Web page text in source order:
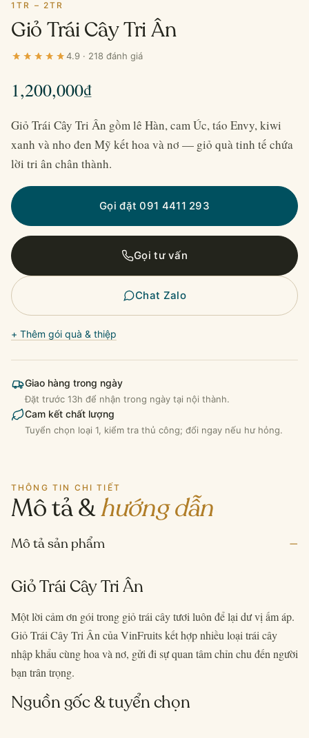
1TR – 2TR
Giỏ Trái Cây Tri Ân
4.9 · 218 đánh giá
1,200,000₫
Giỏ Trái Cây Tri Ân gồm lê Hàn, cam Úc, táo Envy, kiwi
xanh và nho đen Mỹ kết hoa và nơ — giỏ quà tinh tế chứa
lời tri ân chân thành.
Gọi đặt 091 4411 293
Gọi tư vấn
Chat Zalo
+ Thêm gói quà & thiệp
Giao hàng trong ngày
Đặt trước 13h để nhận trong ngày tại nội thành.
Cam kết chất lượng
Tuyển chọn loại 1, kiểm tra thủ công; đổi ngay nếu hư hỏng.
THÔNG TIN CHI TIẾT
Mô tả &hướng dẫn
Mô tả sản phẩm
–
Giỏ Trái Cây Tri Ân
Một lời cảm ơn gói trong giỏ trái cây tươi luôn để lại dư vị ấm áp.
Giỏ Trái Cây Tri Ân của VinFruits kết hợp nhiều loại trái cây
nhập khẩu cùng hoa và nơ, gửi đi sự quan tâm chỉn chu đến người
bạn trân trọng.
Nguồn gốc & tuyển chọn